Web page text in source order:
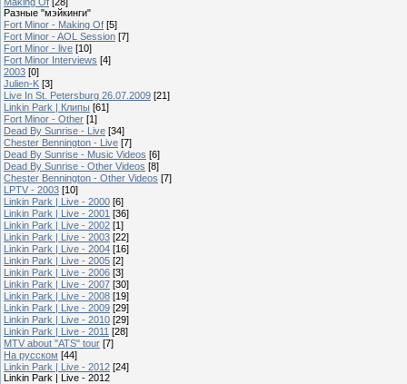
Разные "мэйкинги"
Fort Minor - Making Of [5]
Fort Minor - AOL Session [7]
Fort Minor - live [10]
Fort Minor Interviews [4]
2003 [0]
Julien-K [3]
Live In St. Petersburg 26.07.2009 [21]
Linkin Park | Клипы [61]
Fort Minor - Other [1]
Dead By Sunrise - Live [34]
Chester Bennington - Live [7]
Dead By Sunrise - Music Videos [6]
Dead By Sunrise - Other Videos [8]
Chester Bennington - Other Videos [7]
LPTV - 2003 [10]
Linkin Park | Live - 2000 [6]
Linkin Park | Live - 2001 [36]
Linkin Park | Live - 2002 [1]
Linkin Park | Live - 2003 [22]
Linkin Park | Live - 2004 [16]
Linkin Park | Live - 2005 [2]
Linkin Park | Live - 2006 [3]
Linkin Park | Live - 2007 [30]
Linkin Park | Live - 2008 [19]
Linkin Park | Live - 2009 [29]
Linkin Park | Live - 2010 [29]
Linkin Park | Live - 2011 [28]
MTV about "ATS" tour [7]
На русском [44]
Linkin Park | Live - 2012 [24]
Linkin Park | Live - 2012